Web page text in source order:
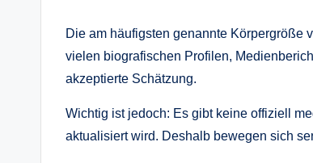
Die am häufigsten genannte Körpergröße
vielen biografischen Profilen,
akzeptierte Schätzung.
Wichtig ist jedoch: Es gibt keine offiziell
aktualisiert wird. Deshalb bewegen sich